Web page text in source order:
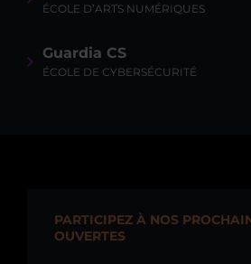
ÉCOLE D’ARTS NUMÉRIQUES
Guardia CS
ÉCOLE DE CYBERSÉCURITÉ
PARTICIPEZ À NOS
OUVERTES